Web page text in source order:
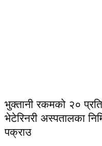
भुक्तानी रकमको २०
भेटेरिनरी अस्पतालका
पक्राउ